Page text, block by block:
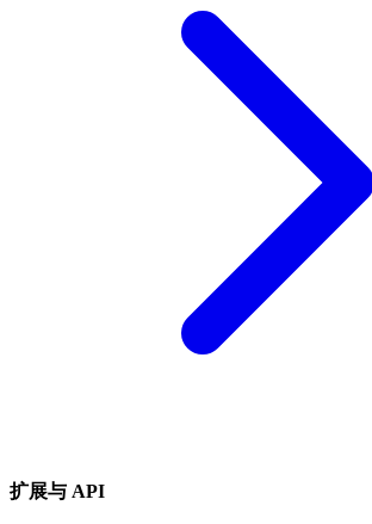
扩展与 API